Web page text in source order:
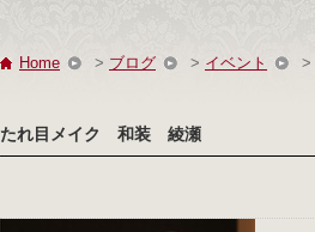
Home > ブログ > イベント >
たれ目メイク 和装 綾瀬